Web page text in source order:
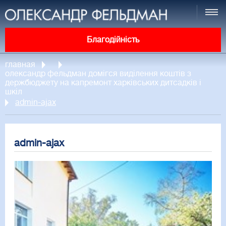
Благодійність
главная
олександр фельдман домігся виділення коштів з
держбюджету на капремонт харківських дитсадків і
шкіл
admin-ajax
admin-ajax